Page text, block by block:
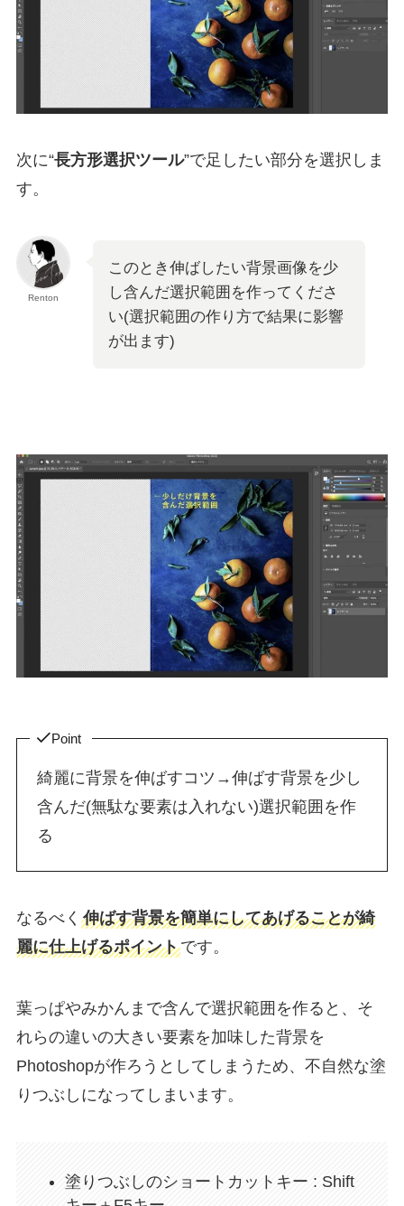
次に“長方形選択ツール”で足したい部分を選択しま
す。
Renton
このとき伸ばしたい背景画像を少
し含んだ選択範囲を作ってくださ
い(選択範囲の作り方で結果に影響
が出ます)
Point
綺麗に背景を伸ばすコツ→伸ばす背景を少し
含んだ(無駄な要素は入れない)選択範囲を作
る
なるべく 伸ばす背景を簡単にしてあげることが綺
麗に仕上げるポイントです。
葉っぱやみかんまで含んで選択範囲を作ると、そ
れらの違いの大きい要素を加味した背景を
Photoshopが作ろうとしてしまうため、不自然な塗
りつぶしになってしまいます。
塗りつぶしのショートカットキー : Shift